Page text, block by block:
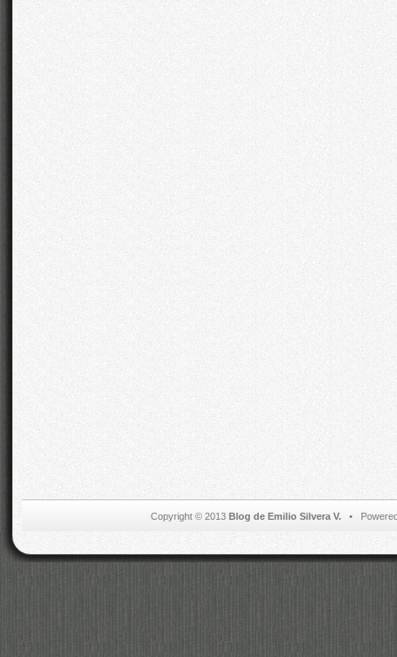
Copyright © 2013 Blog de Emilio Silvera V.•